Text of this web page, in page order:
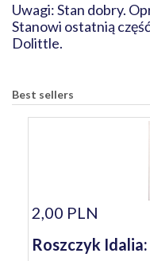
Uwagi: Stan dobry.
Stanowi ostatnią
Dolittle.
Best sellers
2,00 PLN
Roszczyk